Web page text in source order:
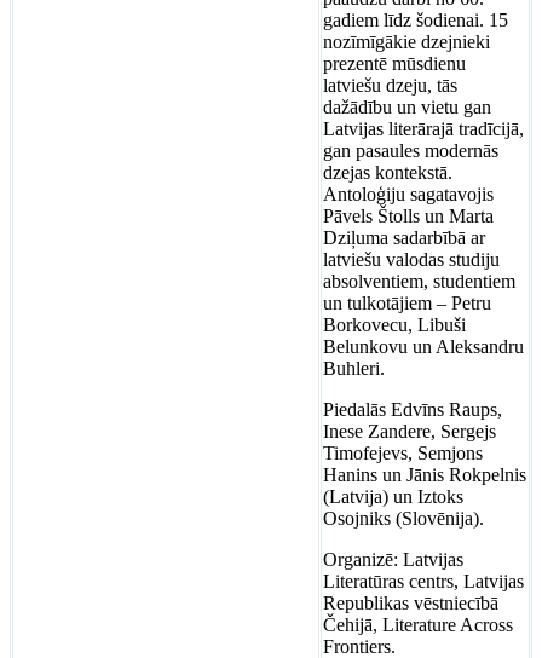
gadiem līdz šodienai. 15
nozīmīgākie dzejnieki
prezentē mūsdienu
latviešu dzeju, tās
dažādību un vietu gan
Latvijas literārajā tradīcijā,
gan pasaules modernās
dzejas kontekstā.
Antoloģiju sagatavojis
Pāvels Štolls un Marta
Dziļuma sadarbībā ar
latviešu valodas studiju
absolventiem, studentiem
un tulkotājiem – Petru
Borkovecu, Libuši
Belunkovu un Aleksandru
Buhleri.
Piedalās Edvīns Raups,
Inese Zandere, Sergejs
Timofejevs, Semjons
Hanins un Jānis Rokpelnis
(Latvija) un Iztoks
Osojniks (Slovēnija).
Organizē: Latvijas
Literatūras centrs, Latvijas
Republikas vēstniecībā
Čehijā, Literature Across
Frontiers.